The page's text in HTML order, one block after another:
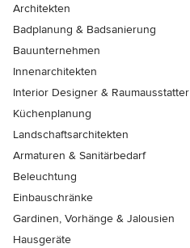
Architekten
Badplanung & Badsanierung
Bauunternehmen
Innenarchitekten
Interior Designer & Raumausstatter
Küchenplanung
Landschaftsarchitekten
Armaturen & Sanitärbedarf
Beleuchtung
Einbauschränke
Gardinen, Vorhänge & Jalousien
Hausgeräte